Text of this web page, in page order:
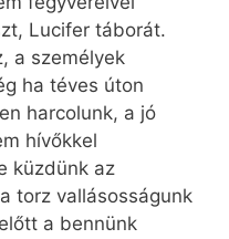
Lucifer táborát.
a személyek
ha téves úton
harcolunk, a jó
hívőkkel
küzdünk az
torz vallásosságunk
a bennünk